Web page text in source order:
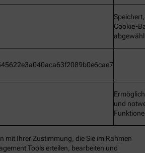
Cookie-
und
mit Ihrer Zustimmung, die Sie im Rahmen
Tools erteilen, bearbeiten und